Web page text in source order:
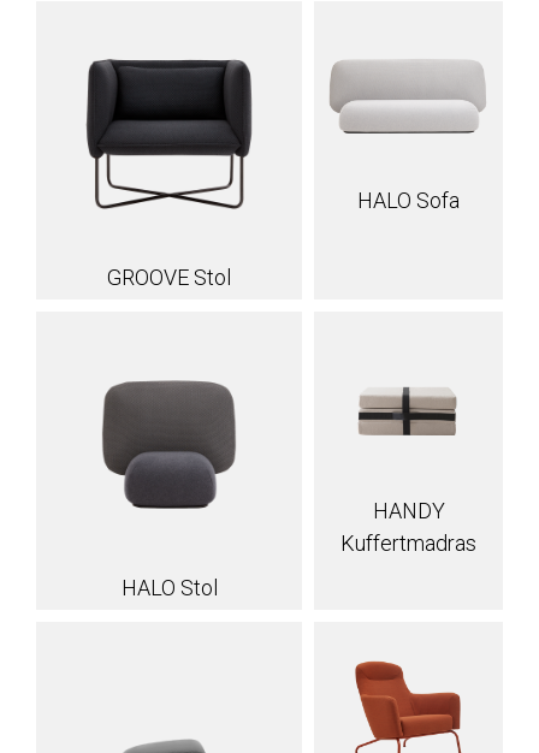
GROOVE Stol
HALO Sofa
HALO Stol
HANDY
Kuffertmadras